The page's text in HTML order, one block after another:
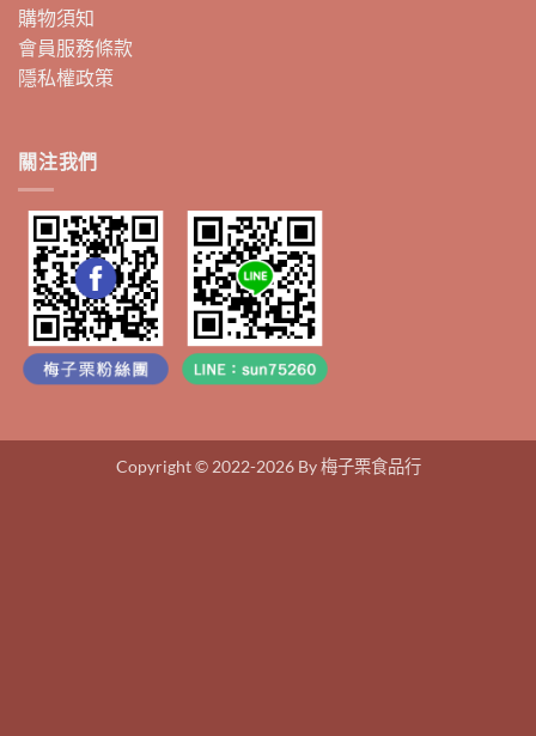
購物須知
會員服務條款
隱私權政策
關注我們
Copyright © 2022-2026 By 梅子栗食品行